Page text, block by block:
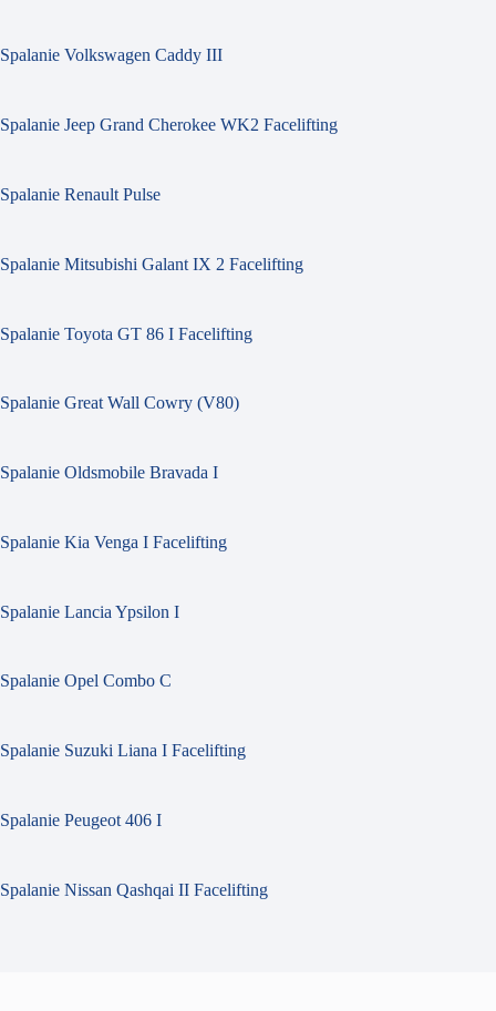
Spalanie Volkswagen Caddy III
Spalanie Jeep Grand Cherokee WK2 Facelifting
Spalanie Renault Pulse
Spalanie Mitsubishi Galant IX 2 Facelifting
Spalanie Toyota GT 86 I Facelifting
Spalanie Great Wall Cowry (V80)
Spalanie Oldsmobile Bravada I
Spalanie Kia Venga I Facelifting
Spalanie Lancia Ypsilon I
Spalanie Opel Combo C
Spalanie Suzuki Liana I Facelifting
Spalanie Peugeot 406 I
Spalanie Nissan Qashqai II Facelifting